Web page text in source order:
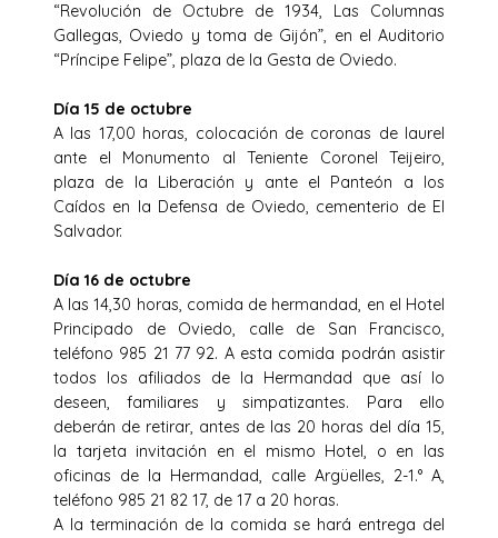
“Revolución de Octubre de 1934, Las Columnas
Gallegas, Oviedo y toma de Gijón”, en el Auditorio
“Príncipe Felipe”, plaza de la Gesta de Oviedo.
Día 15 de octubre
A las 17,00 horas, colocación de coronas de laurel
ante el Monumento al Teniente Coronel Teijeiro,
plaza de la Liberación y ante el Panteón a los
Caídos en la Defensa de Oviedo, cementerio de El
Salvador.
Día 16 de octubre
A las 14,30 horas, comida de hermandad, en el Hotel
Principado de Oviedo, calle de San Francisco,
teléfono 985 21 77 92. A esta comida podrán asistir
todos los afiliados de la Hermandad que así lo
deseen, familiares y simpatizantes. Para ello
deberán de retirar, antes de las 20 horas del día 15,
la tarjeta invitación en el mismo Hotel, o en las
oficinas de la Hermandad, calle Argüelles, 2-1.° A,
teléfono 985 21 82 17, de 17 a 20 horas.
A la terminación de la comida se hará entrega del